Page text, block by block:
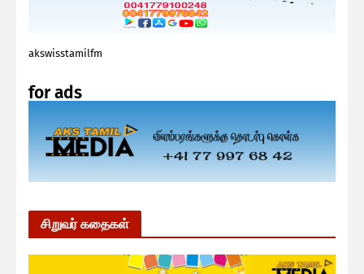
akswisstamilfm
for ads
சிறுவர் கதைகள்